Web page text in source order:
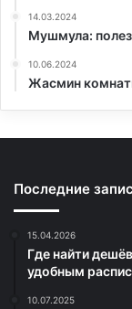
14.03.2024
Мушмула:
10.06.2024
Жасмин
Последние
15.04.2026
Где найти
удобным
10.07.2025